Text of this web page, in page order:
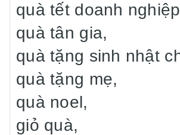
quà tết doanh
quà tân gia,
quà tặng sinh nhật
quà tặng mẹ,
quà noel,
giỏ quà,